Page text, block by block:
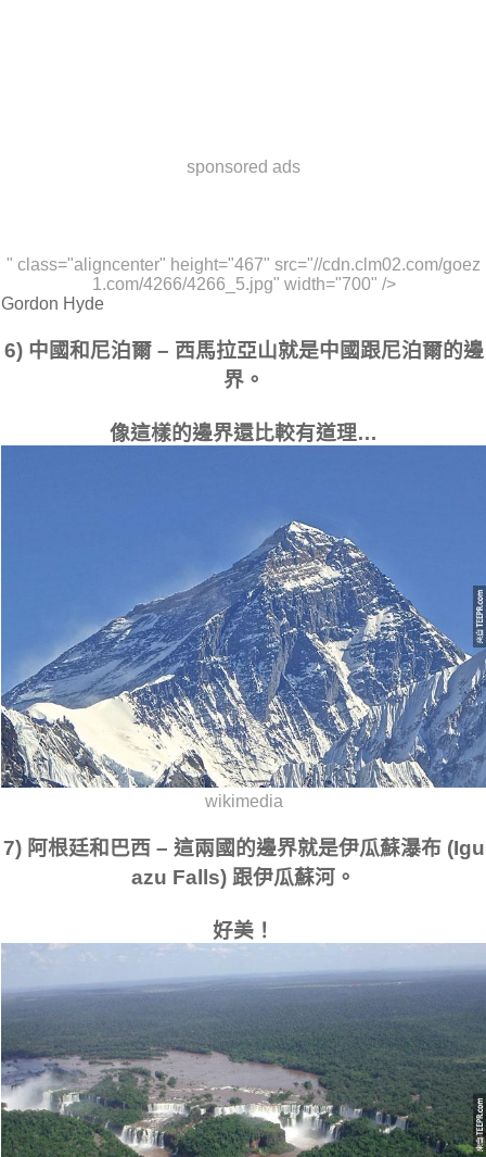
sponsored ads
" class="aligncenter" height="467" src="//cdn.clm02.com/goez
1.com/4266/4266_5.jpg" width="700" />
Gordon Hyde
6) 中國和尼泊爾 – 西馬拉亞山就是中國跟尼泊爾的邊
界。
像這樣的邊界還比較有道理…
wikimedia
7) 阿根廷和巴西 – 這兩國的邊界就是伊瓜蘇瀑布 (Igu
azu Falls) 跟伊瓜蘇河。
好美！